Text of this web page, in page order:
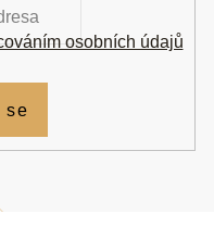
osobních údajů